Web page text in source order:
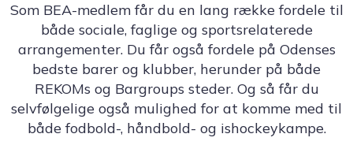
Som BEA-medlem får du en lang række fordele til
både sociale, faglige og sportsrelaterede
arrangementer. Du får også fordele på Odenses
bedste barer og klubber, herunder på både
REKOMs og Bargroups steder. Og så får du
selvfølgelige også mulighed for at komme med til
både fodbold-, håndbold- og ishockeykampe.